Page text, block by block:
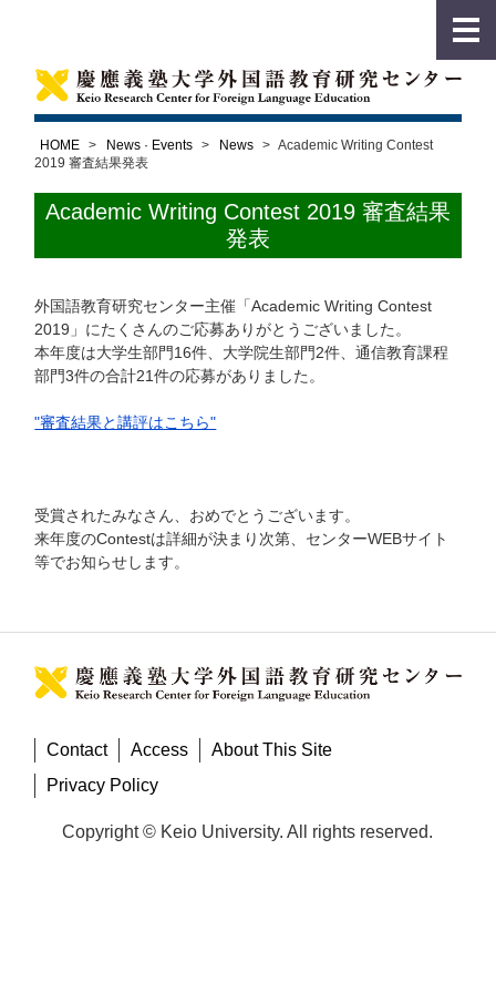
HOME > News · Events > News > Academic Writing Contest
2019 審査結果発表
Academic Writing Contest 2019 審査結果
発表
外国語教育研究センター主催「Academic Writing Contest
2019」にたくさんのご応募ありがとうございました。
本年度は大学生部門16件、大学院生部門2件、通信教育課程
部門3件の合計21件の応募がありました。
"審査結果と講評はこちら"
受賞されたみなさん、おめでとうございます。
来年度のContestは詳細が決まり次第、センターWEBサイト
等でお知らせします。
Contact Access
About This Site
Privacy Policy
Copyright © Keio University. All rights reserved.